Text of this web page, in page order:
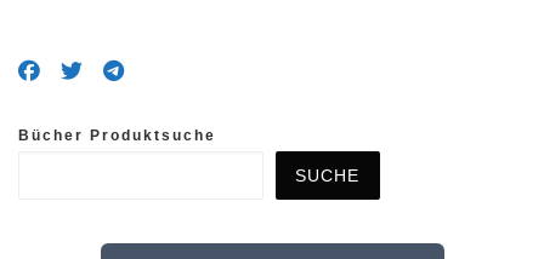
Bücher Produktsuche
SUCHE